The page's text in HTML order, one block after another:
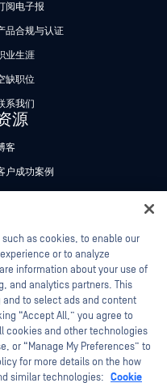
阅电子报
品合规与认证
业生涯
缺职位
系我们
源
客
户成功案例
闻报道
动
络研讨会
产品型录
皮书
费工具
as cookies, to enable our
or to analyze
information about your use of
and analytics partners. This
to select ads and content
“Accept All,” you agree to
cookies and other technologies
or “Manage My Preferences” to
for more details on the how
similar technologies: Cookie
virtual assistant.
you secure what's critical